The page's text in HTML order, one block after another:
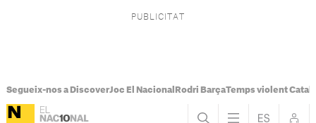
Segueix-nos a DiscoverJoc El Nacional Rodri BarçaTemps violent